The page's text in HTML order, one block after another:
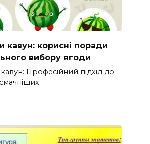
кавун: корисні поради
вибору ягоди
Професійний підхід до